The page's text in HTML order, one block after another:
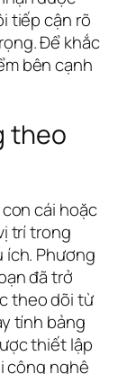
tiếp cận rõ
Để khắc
bên cạnh
theo
cái hoặc
trí trong
Phương
đã trở
theo dõi từ
tính bảng
thiết lập
công nghệ